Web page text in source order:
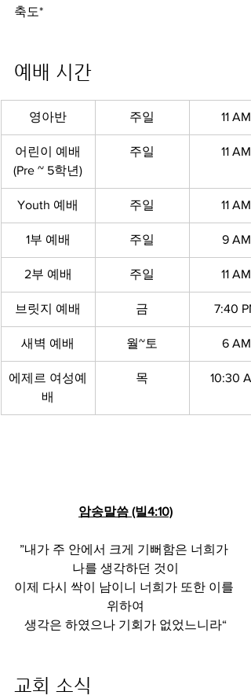
축도*
예배 시간
영아반 주일 11 AM
어린이 예배
(Pre ~ 5학년)
주일 11 AM
Youth 예배 주일 11 AM
1부 예배 주일 9 AM
2부 예배 주일 11 AM
브릿지 예배 금 7:40 PM
새벽 예배 월~토 6 AM
에제르 여성예
배
목 10:30
암송말씀 (빌4:10)
”내가 주 안에서 크게 기뻐함은 너희가
나를 생각하던 것이
이제 다시 싹이 남이니 너희가 또한 이를
위하여
생각은 하였으나 기회가 없었느니라“
교회 소식